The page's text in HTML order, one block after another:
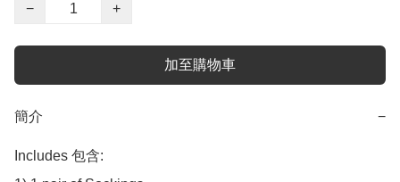
−
+
加至購物車
簡介 −
Includes 包含: